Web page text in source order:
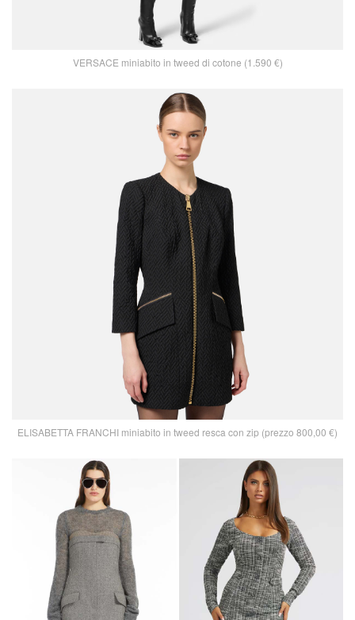
VERSACE miniabito in tweed di cotone (1.590 €)
ELISABETTA FRANCHI miniabito in tweed resca con zip (prezzo 800,00 €)